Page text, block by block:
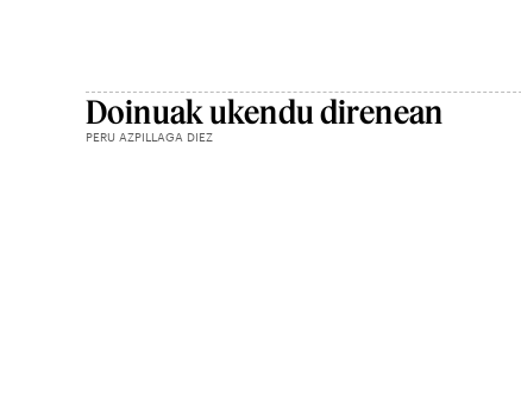
Doinuak ukendu direnean
PERU AZPILLAGA DIEZ